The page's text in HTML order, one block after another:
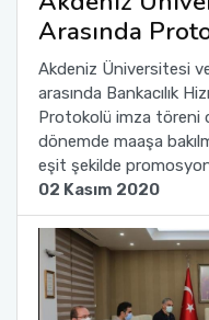
Arasında
Akdeniz Üniversitesi
arasında Bankacılık
Protokolü imza töreni
dönemde maaşa
eşit şekilde promosyon
02 Kasım 2020
Uygulamalı Bilimler
Ziraat Fakültesi